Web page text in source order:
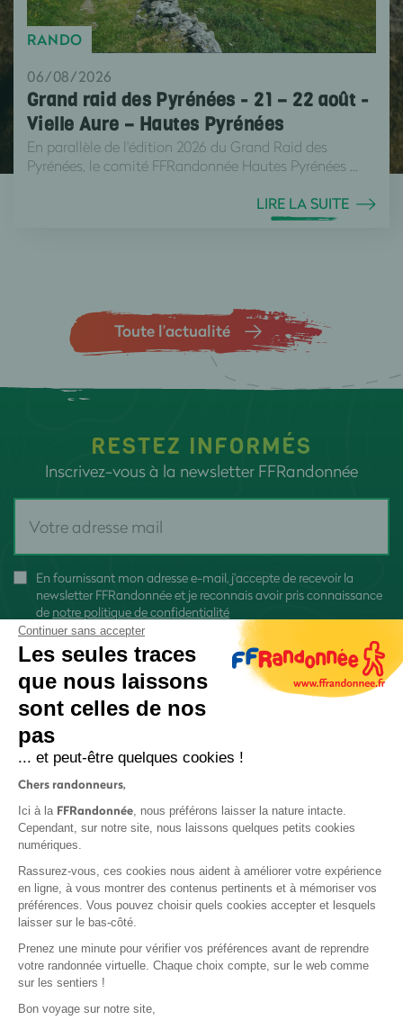
RANDO
06/08/2026
Grand raid des Pyrénées - 21 – 22 août -
Vielle Aure – Hautes Pyrénées
En parallèle de l'édition 2026 du Grand Raid des
Pyrénées, le comité FFRandonnée Hautes Pyrénées ...
LIRE LA SUITE
Toute l’actualité
RESTEZ INFORMÉS
Inscrivez-vous à la newsletter FFRandonnée
En fournissant mon adresse e-mail, j'accepte de recevoir la
newsletter FFRandonnée et je reconnais avoir pris connaissance
de notre politique de confidentialité
Protection des données
Politique de confidentialité
Continuer sans accepter
Les seules traces
que nous laissons
sont celles de nos
pas
... et peut-être quelques cookies !
Chers randonneurs,
Ici à la FFRandonnée, nous préférons laisser la nature intacte.
Cependant, sur notre site, nous laissons quelques petits cookies
numériques.
Rassurez-vous, ces cookies nous aident à améliorer votre expérience
en ligne, à vous montrer des contenus pertinents et à mémoriser vos
préférences. Vous pouvez choisir quels cookies accepter et lesquels
laisser sur le bas-côté.
Prenez une minute pour vérifier vos préférences avant de reprendre
votre randonnée virtuelle. Chaque choix compte, sur le web comme
sur les sentiers !
Bon voyage sur notre site,